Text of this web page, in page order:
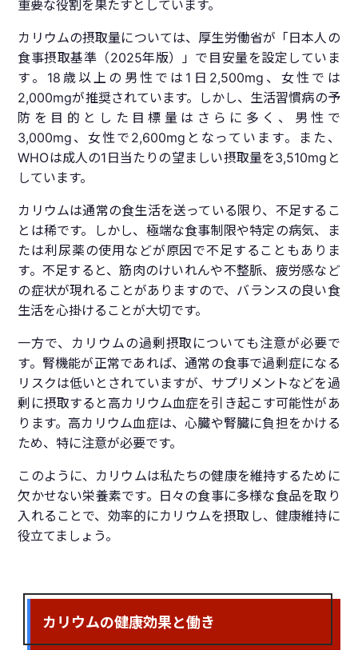
重要な役割を果たすとしています。
カリウムの摂取量については、厚生労働省が「日本人の
食事摂取基準（2025年版）」で目安量を設定していま
す。18歳以上の男性では1日2,500mg、女性では
2,000mgが推奨されています。しかし、生活習慣病の予
防を目的とした目標量はさらに多く、男性で
3,000mg、女性で2,600mgとなっています。また、
WHOは成人の1日当たりの望ましい摂取量を3,510mgと
しています。
カリウムは通常の食生活を送っている限り、不足するこ
とは稀です。しかし、極端な食事制限や特定の病気、ま
たは利尿薬の使用などが原因で不足することもありま
す。不足すると、筋肉のけいれんや不整脈、疲労感など
の症状が現れることがありますので、バランスの良い食
生活を心掛けることが大切です。
一方で、カリウムの過剰摂取についても注意が必要で
す。腎機能が正常であれば、通常の食事で過剰症になる
リスクは低いとされていますが、サプリメントなどを過
剰に摂取すると高カリウム血症を引き起こす可能性があ
ります。高カリウム血症は、心臓や腎臓に負担をかける
ため、特に注意が必要です。
このように、カリウムは私たちの健康を維持するために
欠かせない栄養素です。日々の食事に多様な食品を取り
入れることで、効率的にカリウムを摂取し、健康維持に
役立てましょう。
カリウムの健康効果と働き